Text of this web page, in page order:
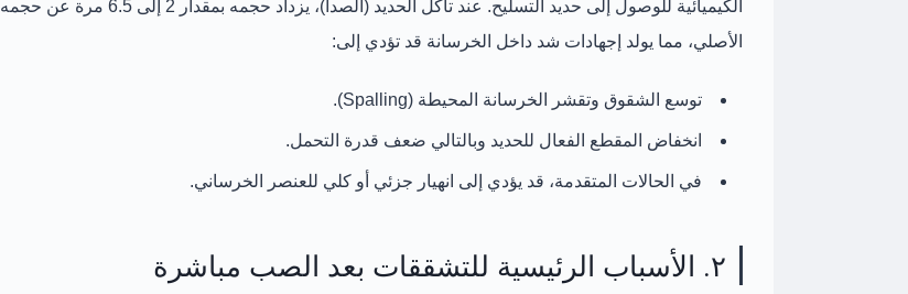
الكيميائية للوصول إلى حديد التسليح. عند تآكل الحديد (الصدأ)، يزداد حجمه بمقدار 2 إلى 6.5 مرة
عن حجمه
الأصلي، مما يولد إجهادات شد داخل الخرسانة قد تؤدي إلى:
توسع الشقوق وتقشر الخرسانة المحيطة (Spalling).
انخفاض المقطع الفعال للحديد وبالتالي ضعف قدرة التحمل.
في الحالات المتقدمة، قد يؤدي إلى انهيار جزئي أو كلي للعنصر الخرساني.
٢. الأسباب الرئيسية للتشققات بعد الصب مباشرة